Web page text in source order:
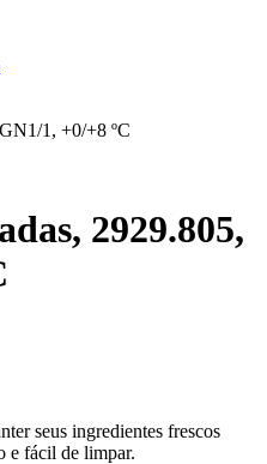
1, +0/+8 ºC
2929.805,
seus ingredientes frescos
e fácil de limpar.